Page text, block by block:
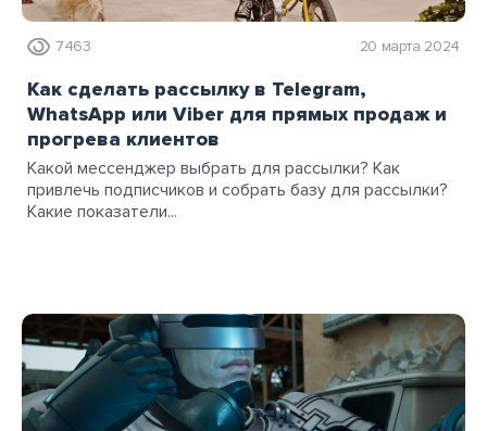
7463 20 марта 2024
Как сделать рассылку в Telegram,
WhatsApp или Viber для прямых продаж и
прогрева клиентов
Какой мессенджер выбрать для рассылки? Как
привлечь подписчиков и собрать базу для рассылки?
Какие показатели...